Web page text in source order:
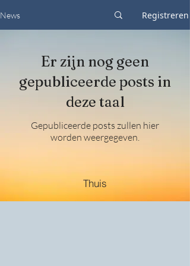
News Registreren
Er zijn nog geen
gepubliceerde posts in
deze taal
Gepubliceerde posts zullen hier
worden weergegeven.
Thuis